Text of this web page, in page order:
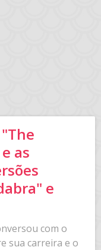
as
e
com o
sua carreira e o